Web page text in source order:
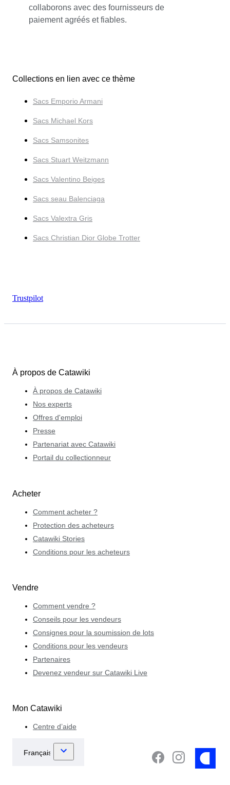
collaborons avec des fournisseurs de
paiement agréés et fiables.
Collections en lien avec ce thème
Sacs Emporio Armani
Sacs Michael Kors
Sacs Samsonites
Sacs Stuart Weitzmann
Sacs Valentino Beiges
Sacs seau Balenciaga
Sacs Valextra Gris
Sacs Christian Dior Globe Trotter
Trustpilot
À propos de Catawiki
À propos de Catawiki
Nos experts
Offres d'emploi
Presse
Partenariat avec Catawiki
Portail du collectionneur
Acheter
Comment acheter ?
Protection des acheteurs
Catawiki Stories
Conditions pour les acheteurs
Vendre
Comment vendre ?
Conseils pour les vendeurs
Consignes pour la soumission de lots
Conditions pour les vendeurs
Partenaires
Devenez vendeur sur Catawiki Live
Mon Catawiki
Centre d’aide